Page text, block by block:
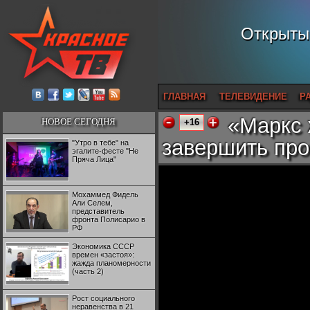
ГЛАВНАЯ ТЕЛЕВИДЕНИЕ
НОВОЕ СЕГОДНЯ
"Утро в тебе" на
эгалите-фесте "Не
Пряча Лица"
Мохаммед Фидель
Али Селем,
представитель
фронта Полисарио в
РФ
Экономика СССР
времен «застоя»:
жажда планомерности
(часть 2)
Рост социального
неравенства в 21
+16
«Маркс
завершить